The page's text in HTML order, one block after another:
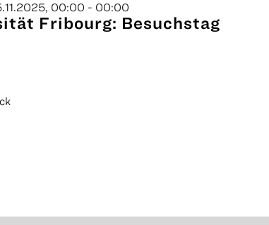
00:00 - 00:00
Fribourg: Besuchstag